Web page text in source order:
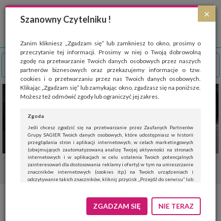
×
Szanowny Czytelniku !
Zanim klikniesz „Zgadzam się” lub zamkniesz to okno, prosimy o
przeczytanie tej informacji. Prosimy w niej o Twoją dobrowolną
zgodę na przetwarzanie Twoich danych osobowych przez naszych
partnerów biznesowych oraz przekazujemy informacje o tzw.
cookies i o przetwarzaniu przez nas Twoich danych osobowych.
Klikając „Zgadzam się” lub zamykając okno, zgadzasz się na poniższe.
Możesz też odmówić zgody lub ograniczyć jej zakres.
Zgoda
Jeśli chcesz zgodzić się na przetwarzanie przez Zaufanych Partnerów
Grupy SAGIER Twoich danych osobowych, które udostępniasz w historii
przeglądania stron i aplikacji internetowych, w celach marketingowych
(obejmujących zautomatyzowaną analizę Twojej aktywności na stronach
internetowych i w aplikacjach w celu ustalenia Twoich potencjalnych
zainteresowań dla dostosowania reklamy i oferty) w tym na umieszczanie
znaczników internetowych (cookies itp.) na Twoich urządzeniach i
odczytywanie takich znaczników, kliknij przycisk „Przejdź do serwisu” lub
Jeśli nie chcesz wyrazić zgody, kliknij „Nie teraz”.
Wyrażenie zgody jest dobrowolne. Możesz edytować zakres zgody, w tym
ZGADZAM SIĘ NIE TERAZ
Strona wykorzystuje pliki cookies, które służą głównie do celów statystycznych.
Wyrażając zgodę na używanie 'cookies', zezwalasz na zapisanie ich w pamięci
przeglądarki. Przejdź do
polityki cookies